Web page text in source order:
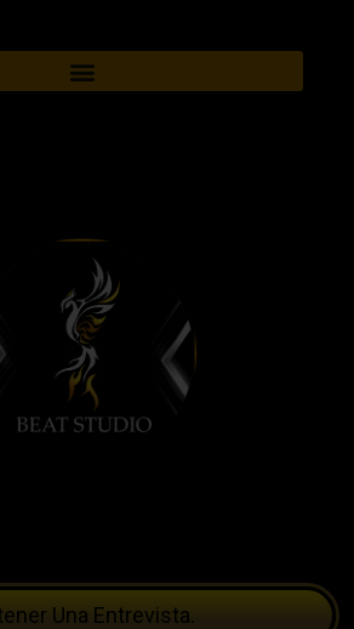
Una Entrevista.